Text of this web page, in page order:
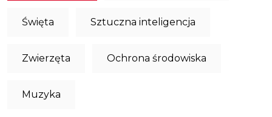
Święta Sztuczna inteligencja
Zwierzęta Ochrona środowiska
Muzyka